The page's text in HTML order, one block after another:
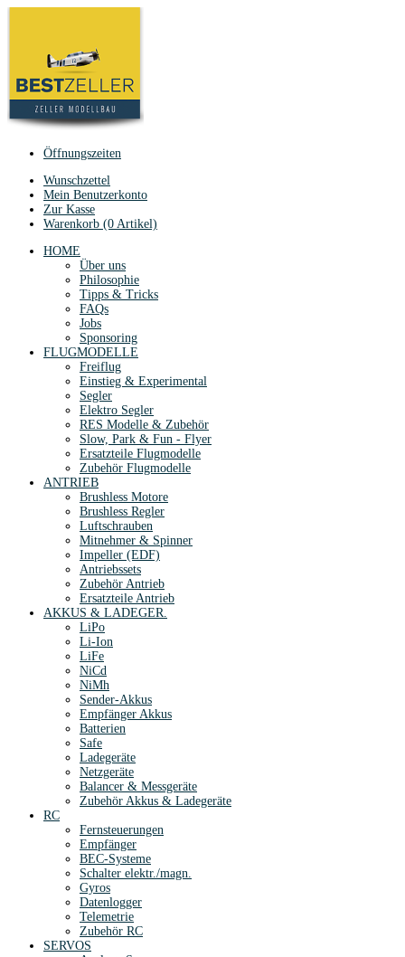
Öffnungszeiten
Wunschzettel
Mein Benutzerkonto
Zur Kasse
Warenkorb (0 Artikel)
HOME
Über uns
Philosophie
Tipps & Tricks
FAQs
Jobs
Sponsoring
FLUGMODELLE
Freiflug
Einstieg & Experimental
Segler
Elektro Segler
RES Modelle & Zubehör
Slow, Park & Fun - Flyer
Ersatzteile Flugmodelle
Zubehör Flugmodelle
ANTRIEB
Brushless Motore
Brushless Regler
Luftschrauben
Mitnehmer & Spinner
Impeller (EDF)
Antriebssets
Zubehör Antrieb
Ersatzteile Antrieb
AKKUS & LADEGER.
LiPo
Li-Ion
LiFe
NiCd
NiMh
Sender-Akkus
Empfänger Akkus
Batterien
Safe
Ladegeräte
Netzgeräte
Balancer & Messgeräte
Zubehör Akkus & Ladegeräte
RC
Fernsteuerungen
Empfänger
BEC-Systeme
Schalter elektr./magn.
Gyros
Datenlogger
Telemetrie
Zubehör RC
SERVOS